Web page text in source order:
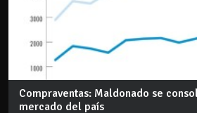
Compraventas: Maldonado se
mercado del país